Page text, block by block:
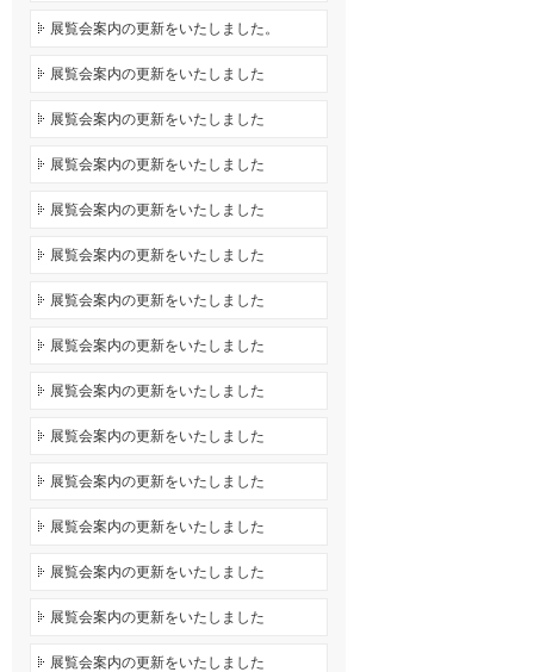
展覧会案内の更新をいたしました。
展覧会案内の更新をいたしました
展覧会案内の更新をいたしました
展覧会案内の更新をいたしました
展覧会案内の更新をいたしました
展覧会案内の更新をいたしました
展覧会案内の更新をいたしました
展覧会案内の更新をいたしました
展覧会案内の更新をいたしました
展覧会案内の更新をいたしました
展覧会案内の更新をいたしました
展覧会案内の更新をいたしました
展覧会案内の更新をいたしました
展覧会案内の更新をいたしました
展覧会案内の更新をいたしました